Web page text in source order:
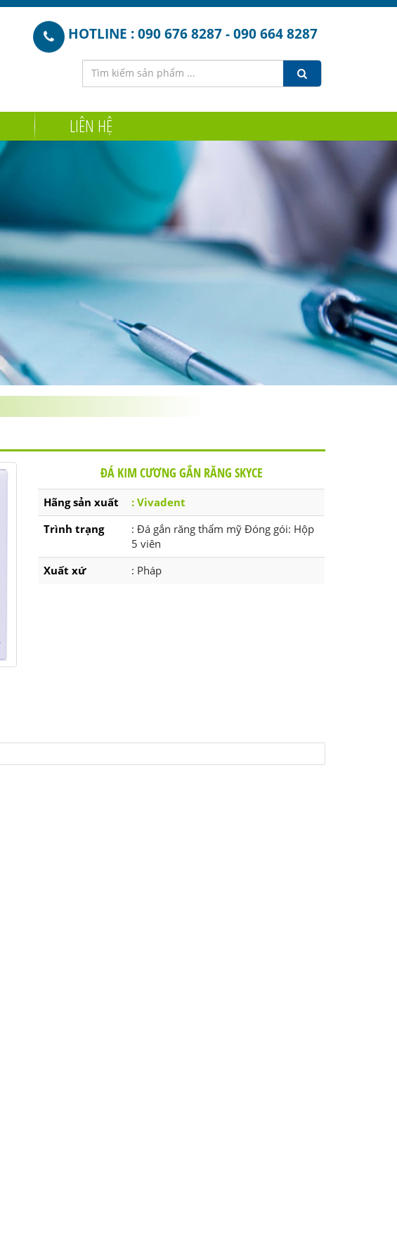
HOTLINE : 090 676 8287 - 090 664 8287
LIÊN HỆ
ĐÁ KIM CƯƠNG GẮN RĂNG SKYCE
Hãng sản xuất
: Vivadent
Trình trạng
: Đá gắn răng thẩm mỹ Đóng gói: Hộp
5 viên
Xuất xứ
: Pháp